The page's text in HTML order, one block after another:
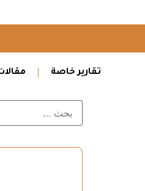
تقارير خاصة